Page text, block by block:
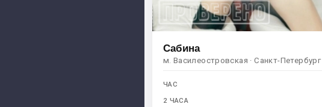
Сабина
м. Василеостровская · Санкт-Петербург
ЧАС
2 ЧАСА